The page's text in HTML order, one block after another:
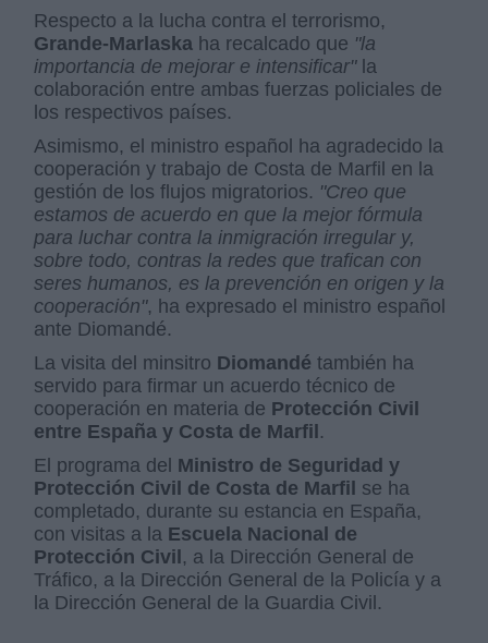
Respecto a la lucha contra el terrorismo,
Grande-Marlaska ha recalcado que "la
importancia de mejorar e intensificar"la
colaboración entre ambas fuerzas policiales de
los respectivos países.
Asimismo, el ministro español ha agradecido la
cooperación y trabajo de Costa de Marfil en la
gestión de los flujos migratorios. "Creo que
estamos de acuerdo en que la mejor fórmula
para luchar contra la inmigración irregular y,
sobre todo, contras la redes que trafican con
seres humanos, es la prevención en origen y la
cooperación", ha expresado el ministro español
ante Diomandé.
La visita del minsitro Diomandé también ha
servido para firmar un acuerdo técnico de
cooperación en materia de Protección Civil
entre España y Costa de Marfil .
El programa del Ministro de Seguridad y
Protección Civil de Costa de Marfil se ha
completado, durante su estancia en España,
con visitas a la Escuela Nacional de
Protección Civil , a la Dirección General de
Tráfico, a la Dirección General de la Policía y a
la Dirección General de la Guardia Civil.